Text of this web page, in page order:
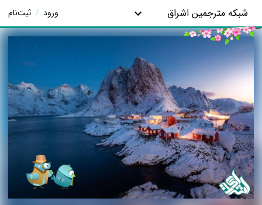
شبکه مترجمین اشراق ورود / ثبت‌نام